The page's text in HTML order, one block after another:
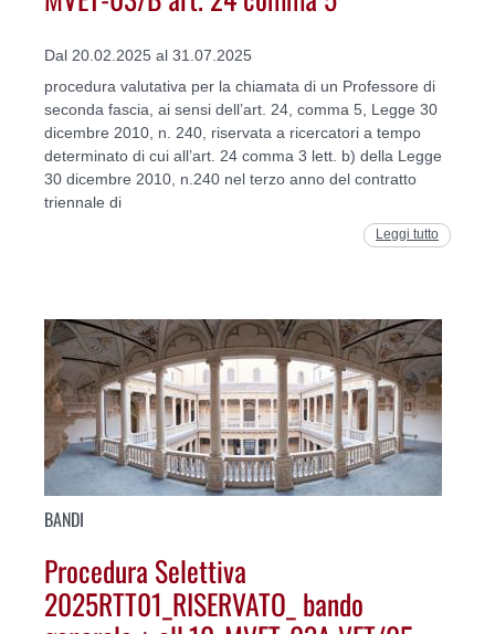
Dal 20.02.2025 al 31.07.2025
procedura valutativa per la chiamata di un Professore di
seconda fascia, ai sensi dell’art. 24, comma 5, Legge 30
dicembre 2010, n. 240, riservata a ricercatori a tempo
determinato di cui all’art. 24 comma 3 lett. b) della Legge
30 dicembre 2010, n.240 nel terzo anno del contratto
triennale di
Leggi tutto
BANDI
Procedura Selettiva
2025RTT01_RISERVATO_ bando